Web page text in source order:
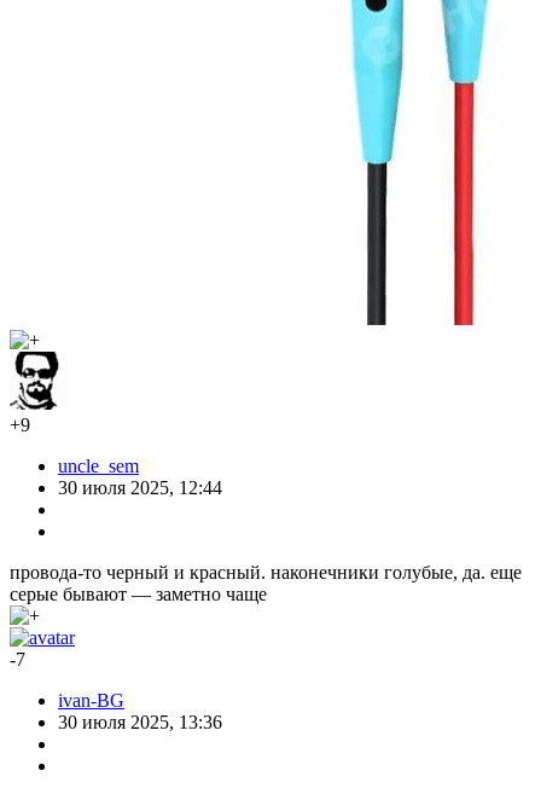
+9
uncle_sem
30 июля 2025, 12:44
провода-то черный и красный. наконечники голубые, да. еще
серые бывают — заметно чаще
-7
ivan-BG
30 июля 2025, 13:36